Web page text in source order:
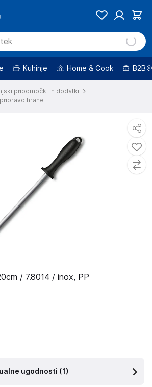
Kuhinje Home & Cook B2B
pripomočki in dodatki
hrane
/ 7.8014 / inox, PP
ugodnosti (1)